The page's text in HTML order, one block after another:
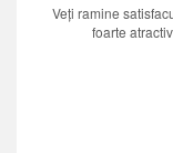
Veți ramine
foarte